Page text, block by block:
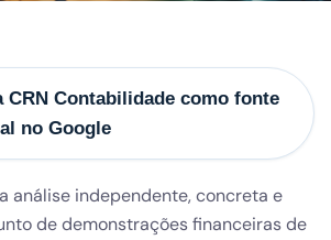
CRN Contabilidade como fonte
no Google
análise independente, concreta e
de demonstrações financeiras de